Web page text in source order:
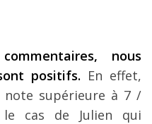
nous
positifs. En effet,
note supérieure à 7 /
le cas de Julien qui